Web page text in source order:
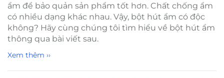
ẩm để bảo quản sản phẩm tốt hơn. Chất chống ẩm
có nhiều dạng khác nhau. Vậy, bột hút ẩm có độc
không? Hãy cùng chúng tôi tìm hiểu về bột hút ẩm
thông qua bài viết sau.
Xem thêm ››